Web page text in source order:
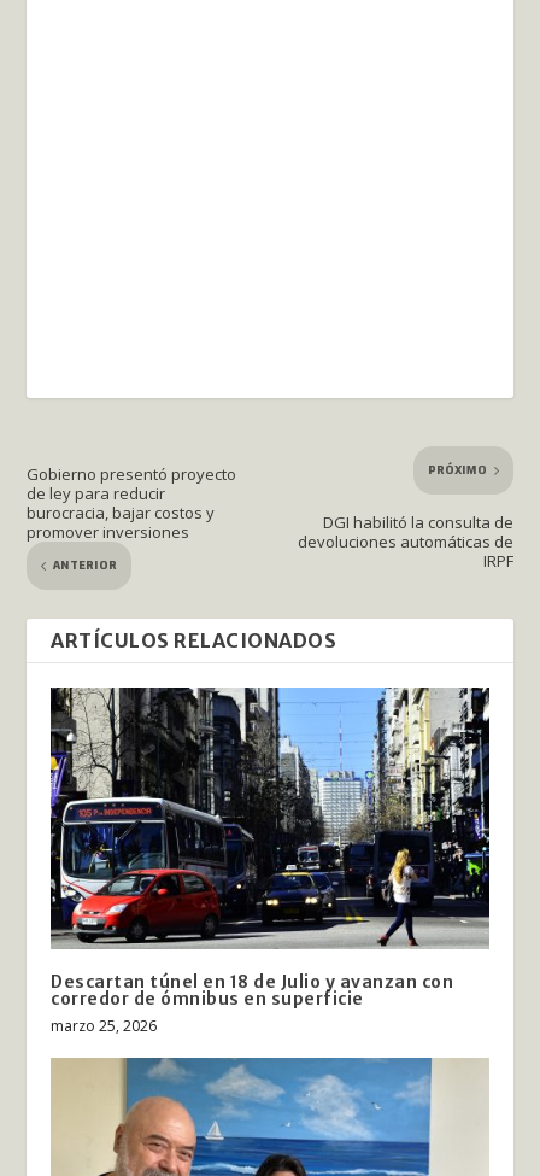
Gobierno presentó proyecto
de ley para reducir
burocracia, bajar costos y
promover inversiones
ANTERIOR
PRÓXIMO
DGI habilitó la consulta de
devoluciones automáticas de
IRPF
ARTÍCULOS RELACIONADOS
Descartan túnel en 18 de Julio y avanzan con
corredor de ómnibus en superficie
marzo 25, 2026